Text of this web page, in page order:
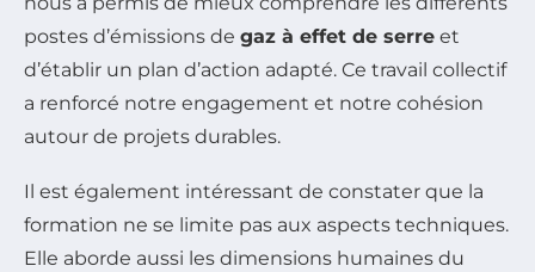
postes d’émissions de gaz à effet de serre et
d’établir un plan d’action adapté. Ce travail collectif
a renforcé notre engagement et notre cohésion
autour de projets durables.
Il est également intéressant de constater que la
formation ne se limite pas aux aspects techniques.
Elle aborde aussi les dimensions humaines du